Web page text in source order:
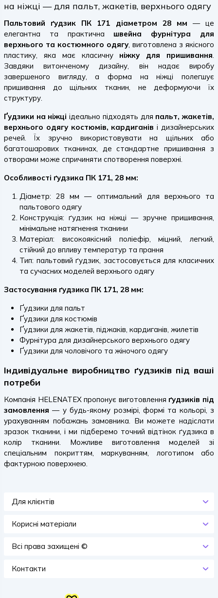
на ніжці — для пальт, жакетів, верхнього одягу
Пальтовий ґудзик ПК 171 діаметром 28 мм — це
елегантна та практична швейна фурнітура для
верхнього та костюмного одягу, виготовлена з якісного
пластику, яка має класичну ніжку для пришивання.
Завдяки витонченому дизайну, він надає виробу
завершеного вигляду, а форма на ніжці полегшує
пришивання до щільних тканин, не деформуючи їх
структуру.
Ґудзики на ніжці ідеально підходять для пальт, жакетів,
верхнього одягу костюмів, кардиганів і дизайнерських
речей. Їх зручно використовувати на щільних або
багатошарових тканинах, де стандартне пришивання з
отворами може спричиняти спотворення поверхні.
Особливості ґудзика ПК 171, 28 мм:
Діаметр: 28 мм — оптимальний для верхнього та
пальтового одягу
Конструкція: ґудзик на ніжці — зручне пришивання,
мінімальне натягнення тканини
Матеріал: високоякісний поліефір, міцний, легкий,
стійкий до впливу температур та прання
Тип: пальтовий ґудзик, застосовується для класичних
та сучасних моделей верхнього одягу
Застосування ґудзика ПК 171, 28 мм:
Ґудзики для пальт
Ґудзики для костюмів
Ґудзики для жакетів, піджаків, кардиганів, жилетів
Фурнітура для дизайнерського верхнього одягу
Ґудзики для чоловічого та жіночого одягу
Індивідуальне виробництво ґудзиків під ваші
потреби
Компанія HELENATEX пропонує виготовлення ґудзиків під
замовлення — у будь-якому розмірі, формі та кольорі, з
урахуванням побажань замовника. Ви можете надіслати
зразок тканини, і ми підберемо точний відтінок ґудзика в
колір тканини. Можливе виготовлення моделей зі
спеціальним покриттям, маркуванням, логотипом або
фактурною поверхнею.
Для клієнтів
Корисні матеріали
Всi права захищенi ©
Контакти